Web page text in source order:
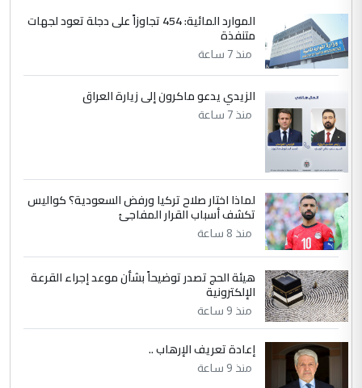
4 يوسف غزوان عصمت
التعليق : بكالوريوس فيزياء طبية متزوج و
زوجتي أيضا بكالوريوس سكني بغداد أرغب في
إكمال دراستي داخل ...
الموضوع :
السعودية توافق على الاستمرار في
جامعاتها سنويا
5 عبد الأمير جاسم هليل
التعليق : نحن اباء الطلاب الأوائل على العراق
نتشرف بلقاء السيد احمد الصافي في العتبات
الموضوع :
مكتب السيد احمد الصافي : لا يوجود
لدينا اي حساب على الفيس بوك وتويتر
الموارد المائية: 454 تجاوزاً على دجلة تعود لجهات
متنفذة
منذ 7 ساعة
الزيدي يدعو ماكرون إلى زيارة العراق
منذ 7 ساعة
لماذا اختار صلاح تركيا ورفض السعودية؟ كواليس
تكشف أسباب القرار المفاجئ
منذ 8 ساعة
هيئة الحج تصدر توضيحاً بشأن موعد إجراء القرعة
الإلكترونية
منذ 9 ساعة
إعادة تعريف الإرهاب ..
منذ 9 ساعة